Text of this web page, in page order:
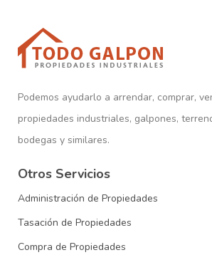
Podemos ayudarlo a arrendar, comprar,
propiedades industriales, galpones,
bodegas y similares.
Otros Servicios
Administración de Propiedades
Tasación de Propiedades
Compra de Propiedades